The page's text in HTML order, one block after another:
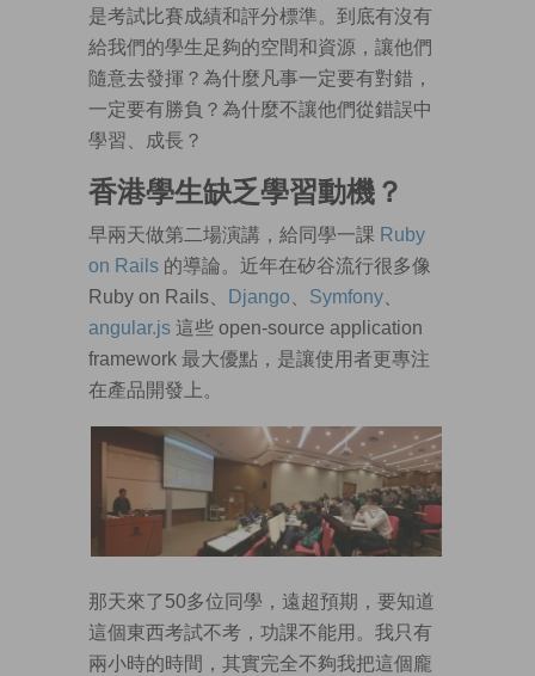
是考試比賽成績和評分標準。到底有沒有
給我們的學生足夠的空間和資源，讓他們
隨意去發揮？為什麼凡事一定要有對錯，
一定要有勝負？為什麼不讓他們從錯誤中
學習、成長？
香港學生缺乏學習動機？
早兩天做第二場演講，給同學一課 Ruby
on Rails 的導論。近年在矽谷流行很多像
Ruby on Rails、
Django Symfony
angular.js 這些 open-source application
framework 最大優點，是讓使用者更專注
在產品開發上。
那天來了50多位同學，遠超預期，要知道
這個東西考試不考，功課不能用。我只有
兩小時的時間，其實完全不夠我把這個龐